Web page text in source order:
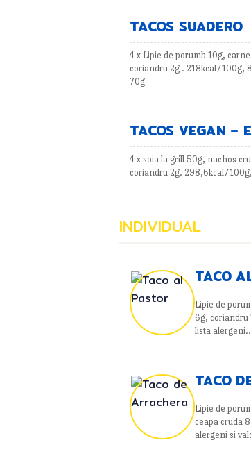
TACOS SUADERO
4 x Lipie de porumb 10g,
coriandru 2g . 218kcal/100g,
70g
TACOS VEGAN –
4 x soia la grill 50g, nachos
coriandru 2g. 298,6kcal/
INDIVIDUAL
TACO
Lipie de
6g, coriandru
lista
TACO
Lipie de
ceapa cruda
alergeni si